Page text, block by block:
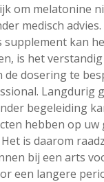
om melatonine
medisch advies.
supplement kan
is het
de dosering te
Langdurig
begeleiding
hebben op uw
is daarom
bij een arts
een langere